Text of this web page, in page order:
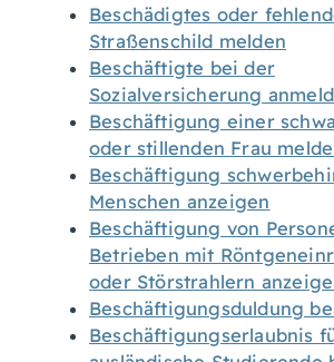
Beschädigtes oder
Straßenschild melden
Beschäftigte bei der
Sozialversicherung
Beschäftigung einer
oder stillenden Frau
Beschäftigung
Menschen anzeigen
Beschäftigung von
Betrieben mit
oder Störstrahlern
Beschäftigungsduldung
Beschäftigungserlaubnis